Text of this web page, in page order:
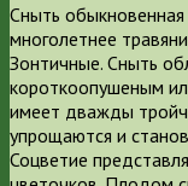
Сныть
многолетнее
Зонтичные. Сныть
короткоопушеным
имеет дважды
упрощаются и
Соцветие